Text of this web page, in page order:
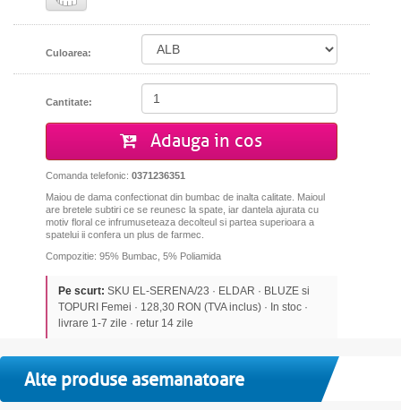
Culoarea:
Cantitate:
Adauga in cos
Comanda telefonic: 0371236351
Maiou de dama confectionat din bumbac de inalta calitate. Maioul
are bretele subtiri ce se reunesc la spate, iar dantela ajurata cu
motiv floral ce infrumuseteaza decolteul si partea superioara a
spatelui ii confera un plus de farmec.
Compozitie: 95% Bumbac, 5% Poliamida
Pe scurt: SKU EL-SERENA/23 · ELDAR · BLUZE si
TOPURI Femei · 128,30 RON (TVA inclus) · In stoc ·
livrare 1-7 zile · retur 14 zile
Alte produse asemanatoare